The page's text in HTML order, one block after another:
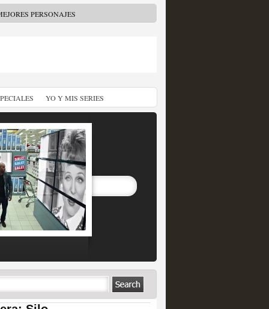
PERSONAJES
YO Y MIS SERIES